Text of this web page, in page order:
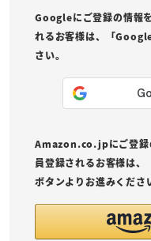
Googleにご登録の情報
れるお客様は、「
さい。
Amazon.co.jpにご登録
員登録されるお客様は、
ボタンよりお進みくださ